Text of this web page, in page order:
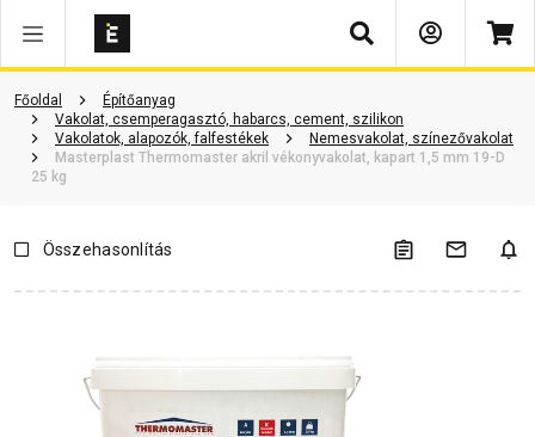
Keresés
Főoldal
Építőanyag
Vakolat, csemperagasztó, habarcs, cement, szilikon
Vakolatok, alapozók, falfestékek
Nemesvakolat, színezővakolat
Masterplast Thermomaster akril vékonyvakolat, kapart 1,5 mm 19-D
25 kg
Vásárlói vélemények Kérdések és válaszok Kapcsolódó cikkek
Összehasonlítás